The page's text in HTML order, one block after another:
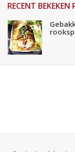
RECENT BEKEKEN